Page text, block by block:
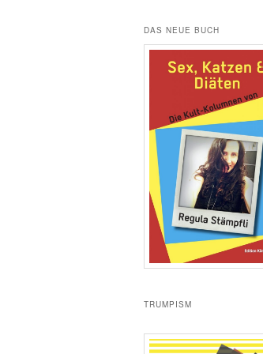
DAS NEUE BUCH
TRUMPISM